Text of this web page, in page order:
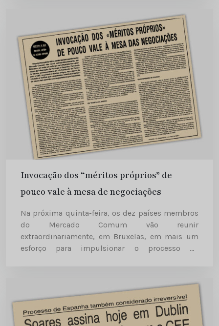
Invocação dos “méritos próprios” de
pouco vale à mesa de negociações
Na próxima quinta-feira, os dez países membros
do Mercado Comum vão reunir
extraordinariamente, em Bruxelas, em mais um
esforço para impulsionar o processo de